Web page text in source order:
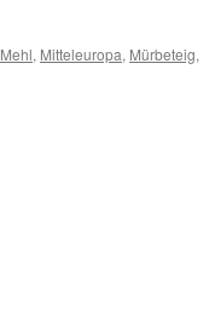
Mehl, Mitteleuropa, Mürbeteig,